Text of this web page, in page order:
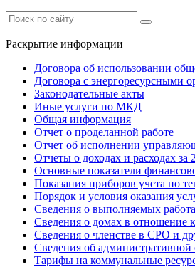
Раскрытие информации
Договора об использовании
Договора с энергоресурсными
Законодательные акты
Иные услуги по МКД
Общая информация
Отчет о проделанной работе
Отчет об исполнении
Отчеты о доходах и расходах
Основные показатели
Показания приборов учета по
Порядок и условия оказания
Сведения о выполняемых
Сведения о домах в отношение
Сведения о членстве в СРО и
Сведения об административной
Тарифы на коммунальные